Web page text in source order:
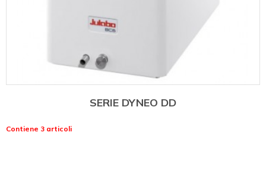
SERIE DYNEO DD
Contiene 3 articoli